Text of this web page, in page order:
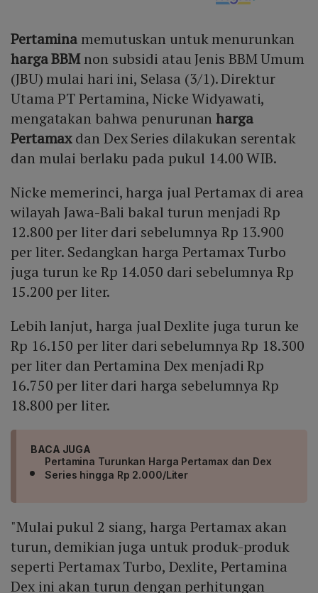
Pertamina memutuskan untuk menurunkan
harga BBMnon subsidi atau Jenis BBM Umum
(JBU) mulai hari ini, Selasa (3/1). Direktur
Utama PT Pertamina, Nicke Widyawati,
mengatakan bahwa penurunanharga
Pertamaxdan Dex Series dilakukan serentak
dan mulai berlaku pada pukul 14.00 WIB.
Nicke memerinci, harga jual Pertamax di area
wilayah Jawa-Bali bakal turun menjadi Rp
12.800 per liter dari sebelumnya Rp 13.900
per liter. Sedangkan harga Pertamax Turbo
juga turun ke Rp 14.050 dari sebelumnya Rp
15.200 per liter.
Lebih lanjut, harga jual Dexlite juga turun ke
Rp 16.150 per liter dari sebelumnya Rp 18.300
per liter dan Pertamina Dex menjadi Rp
16.750 per liter dari harga sebelumnya Rp
18.800 per liter.
BACA JUGA
Pertamina Turunkan Harga Pertamax dan Dex
Series hingga Rp 2.000/Liter
"Mulai pukul 2 siang, harga Pertamax akan
turun, demikian juga untuk produk-produk
seperti Pertamax Turbo, Dexlite, Pertamina
Dex ini akan turun dengan perhitungan